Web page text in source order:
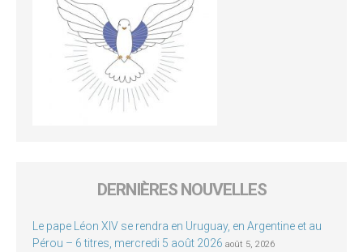
DERNIÈRES NOUVELLES
Le pape Léon XIV se rendra en Uruguay, en Argentine et au
Pérou – 6 titres, mercredi 5 août 2026 août 5, 2026